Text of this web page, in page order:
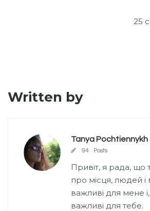
l25
Written by
Tanya Pochtiennykh
94 Posts
Привіт, я рада, що
про місця, людей і
важливі для мене
важливі для тебе.